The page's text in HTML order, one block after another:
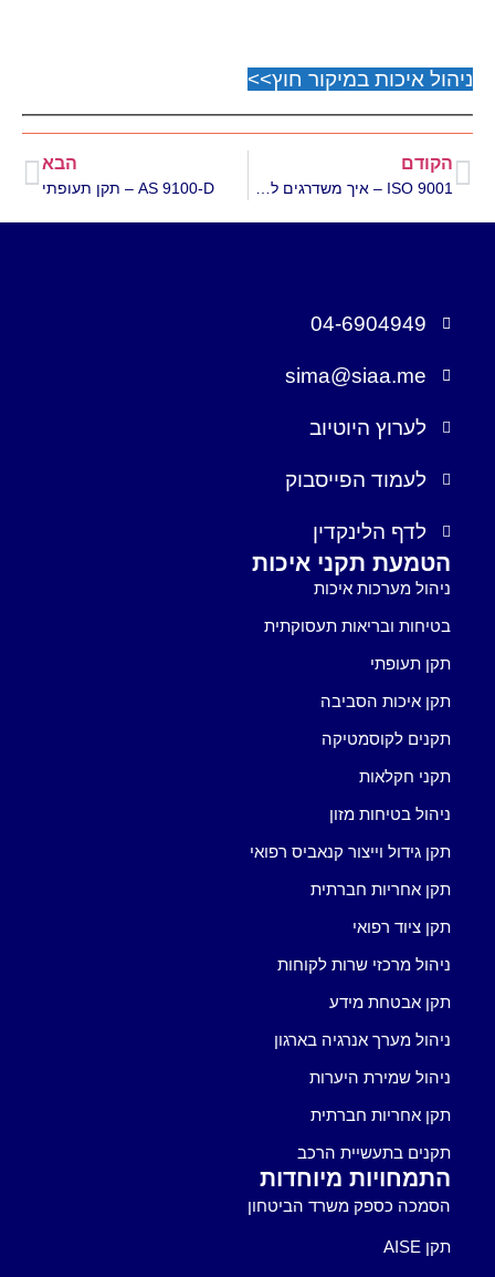
ניהול איכות במיקור חוץ>>
הקודם הבא
AS 9100-D – תקן תעופתי
04-6904949
sima@siaa.me
לערוץ היוטיוב
לעמוד הפייסבוק
לדף הלינקדין
הטמעת תקני איכות
ניהול מערכות איכות
בטיחות ובריאות תעסוקתית
תקן תעופתי
תקן איכות הסביבה
תקנים לקוסמטיקה
תקני חקלאות
ניהול בטיחות מזון
תקן גידול וייצור קנאביס רפואי
תקן אחריות חברתית
תקן ציוד רפואי
ניהול מרכזי שרות לקוחות
תקן אבטחת מידע
ניהול מערך אנרגיה בארגון
ניהול שמירת היערות
תקן אחריות חברתית
תקנים בתעשיית הרכב
התמחויות מיוחדות
הסמכה כספק משרד הביטחון
תקן AISE